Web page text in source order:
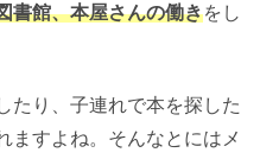
書館、本屋さんの働きをし
たり、子連れで本を探した
ますよね。そんなとにはメ